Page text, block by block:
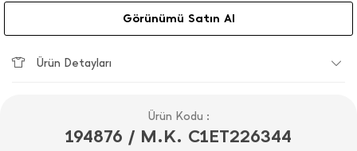
Görünümü Satın Al
Ürün Detayları
Ürün Kodu :
194876 / M.K. C1ET226344